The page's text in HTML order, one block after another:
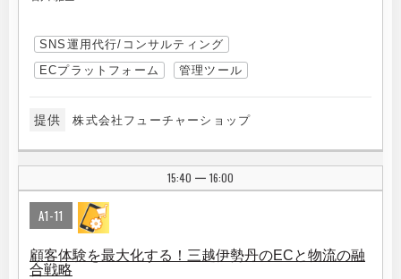
SNS運用代行/コンサルティング
ECプラットフォーム
管理ツール
提供 株式会社フューチャーショップ
15:40 | 16:00
A1-11
顧客体験を最大化する！三越伊勢丹のECと物流の融
合戦略